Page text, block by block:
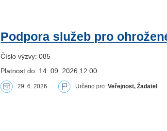
Podpora služeb pro
Číslo výzvy: 085
Platnost do: 14. 09. 2026 12:00
29. 6. 2026 Určeno pro:Veřejnost, Žadatel